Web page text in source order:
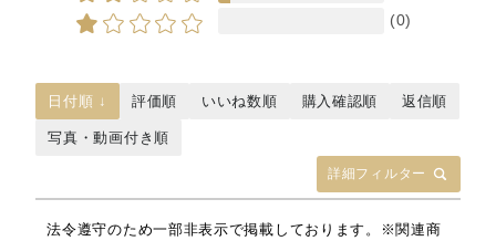
(0)
詳細フィルター
日付順 ↓ 評価順 いいね数順 購入確認順 返信順
写真・動画付き順
法令遵守のため一部非表示で掲載しております。※関連商